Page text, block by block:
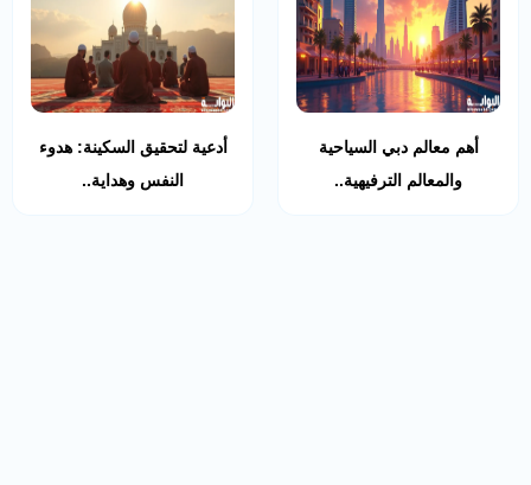
أهم معالم دبي السياحية
والمعالم الترفيهية..
أدعية لتحقيق السكينة: هدوء
النفس وهداية..